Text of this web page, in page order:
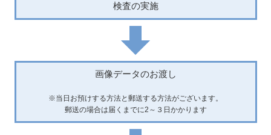
検査の実施
画像データのお渡し
※当日お預けする方法と郵送する方法がございます。
郵送の場合は届くまでに2～３日かかります